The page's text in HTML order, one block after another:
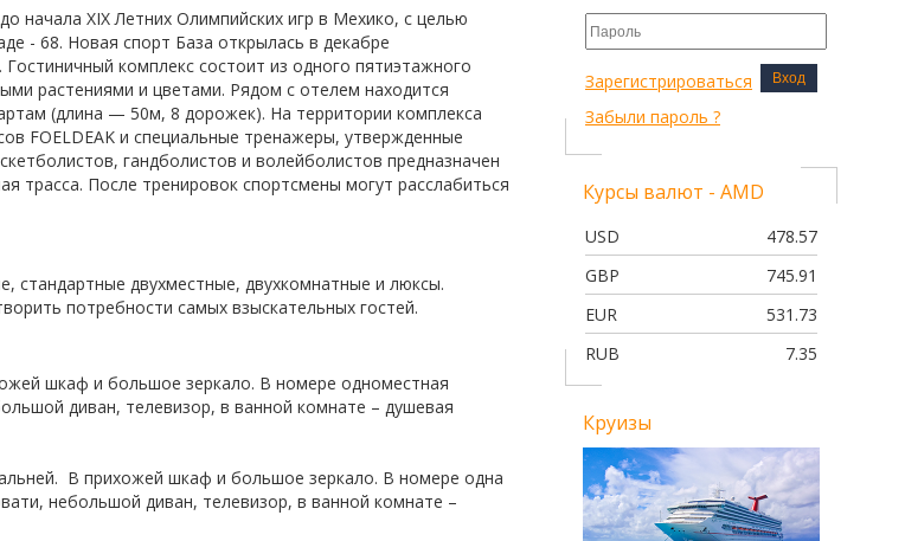
начала XIX Летних Олимпийских игр в Мехико, с целью
- 68. Новая спорт База открылась в декабре
Гостиничный комплекс состоит из одного пятиэтажного
растениями и цветами. Рядом с отелем находится
(длина — 50м, 8 дорожек). На территории комплекса
FOELDEAK и специальные тренажеры, утвержденные
гандболистов и волейболистов предназначен
трасса. После тренировок спортсмены могут расслабиться
стандартные двуxместные, двуxкомнатные и люксы.
потребности самых взыскательных гостей.
шкаф и большое зеркало. В номере одноместная
диван, телевизор, в ванной комнате – душевая
В прихожей шкаф и большое зеркало. В номере одна
небольшой диван, телевизор, в ванной комнате –
Вход
Зарегистрироваться
Забыли пароль ?
Курсы валют - AMD
USD
478.57
GBP
745.91
EUR
531.73
RUB
7.35
Круизы